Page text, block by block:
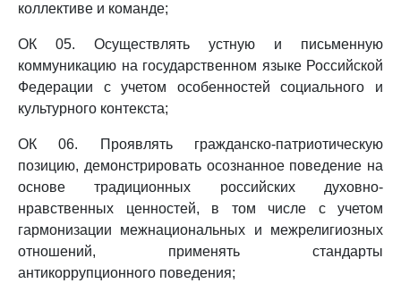
коллективе и команде;
ОК 05. Осуществлять устную и письменную
коммуникацию на государственном языке Российской
Федерации с учетом особенностей социального и
культурного контекста;
ОК 06. Проявлять гражданско-патриотическую
позицию, демонстрировать осознанное поведение на
основе традиционных российских духовно-
нравственных ценностей, в том числе с учетом
гармонизации межнациональных и межрелигиозных
отношений, применять стандарты
антикоррупционного поведения;